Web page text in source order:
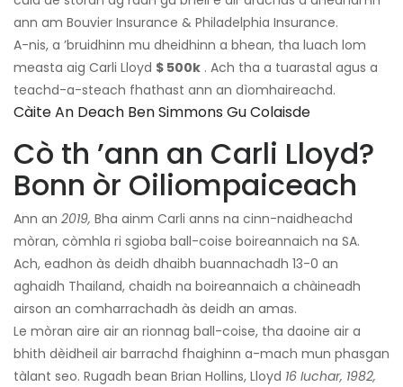
ann am Bouvier Insurance & Philadelphia Insurance.
A-nis, a ’bruidhinn mu dheidhinn a bhean, tha luach lom
measta aig Carli Lloyd $ 500k . Ach tha a tuarastal agus a
teachd-a-steach fhathast ann an dìomhaireachd.
Càite An Deach Ben Simmons Gu Colaisde
Cò th ’ann an Carli Lloyd?
Bonn òr Oiliompaiceach
Ann an 2019, Bha ainm Carli anns na cinn-naidheachd
mòran, còmhla ri sgioba ball-coise boireannaich na SA.
Ach, eadhon às deidh dhaibh buannachadh 13-0 an
aghaidh Thailand, chaidh na boireannaich a chàineadh
airson an comharrachadh às deidh an amas.
Le mòran aire air an rionnag ball-coise, tha daoine air a
bhith dèidheil air barrachd fhaighinn a-mach mun phasgan
tàlant seo. Rugadh bean Brian Hollins, Lloyd 16 Iuchar, 1982,